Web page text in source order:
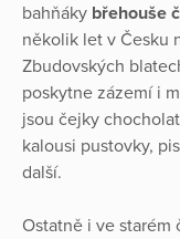
bahňáky břehouše
několik let v Česku
Zbudovských
poskytne zázemí i
jsou čejky
kalousi pustovky,
další.
Ostatně i ve starém